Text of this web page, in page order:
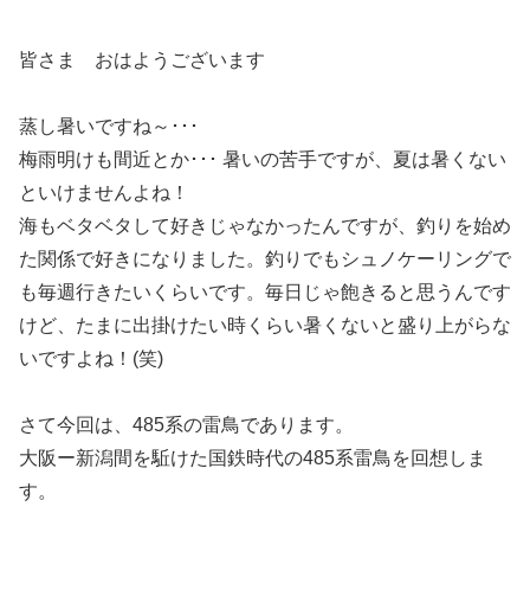
皆さま おはようございます
蒸し暑いですね～･･･
梅雨明けも間近とか･･･ 暑いの苦手ですが、夏は暑くない
といけませんよね！
海もベタベタして好きじゃなかったんですが、釣りを始め
た関係で好きになりました。釣りでもシュノケーリングで
も毎週行きたいくらいです。毎日じゃ飽きると思うんです
けど、たまに出掛けたい時くらい暑くないと盛り上がらな
いですよね！(笑)
さて今回は、485系の雷鳥であります。
大阪ー新潟間を駈けた国鉄時代の485系雷鳥を回想しま
す。